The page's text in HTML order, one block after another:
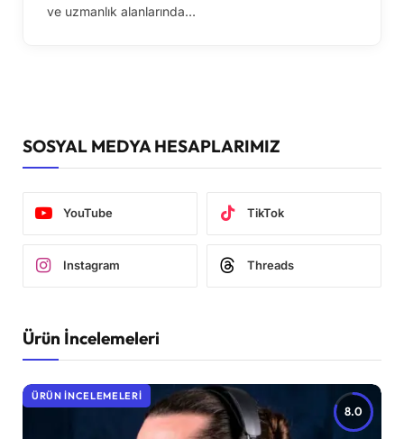
ve uzmanlık alanlarında…
SOSYAL MEDYA HESAPLARIMIZ
YouTube TikTok
Instagram Threads
Ürün İncelemeleri
8.0
ÜRÜN İNCELEMELERI